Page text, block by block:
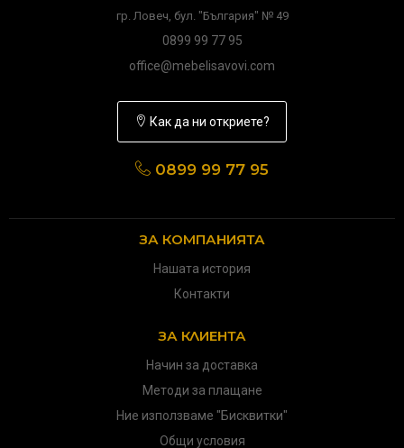
гр. Ловеч, бул. "България" № 49
0899 99 77 95
office@mebelisavovi.com
Как да ни откриете?
0899 99 77 95
ЗА КОМПАНИЯТА
Нашата история
Контакти
ЗА КЛИЕНТА
Начин за доставка
Методи за плащане
Ние използваме "Бисквитки"
Общи условия